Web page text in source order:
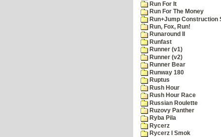
Run For It
Run For The Money
Run+Jump Construction
Run, Fox, Run!
Runaround II
Runfast
Runner (v1)
Runner (v2)
Runner Bear
Runway 180
Ruptus
Rush Hour
Rush Hour Race
Russian Roulette
Ruzovy Panther
Ryba Pila
Rycerz
Rycerz I Smok